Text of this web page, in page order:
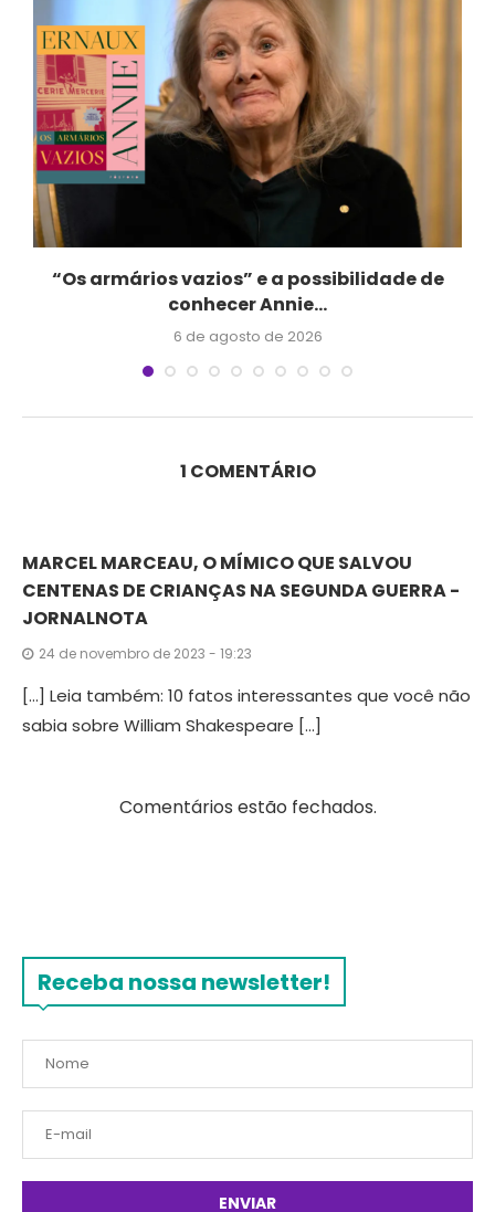
“Os armários vazios” e a possibilidade de
conhecer Annie...
6 de agosto de 2026
1 COMENTÁRIO
MARCEL MARCEAU, O MÍMICO QUE SALVOU
CENTENAS DE CRIANÇAS NA SEGUNDA GUERRA -
JORNALNOTA
24 de novembro de 2023 - 19:23
[…] Leia também: 10 fatos interessantes que você não
sabia sobre William Shakespeare […]
Comentários estão fechados.
Receba nossa newsletter!